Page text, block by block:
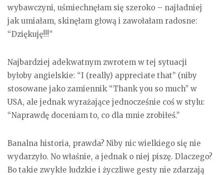
wybawczyni, uśmiechnęłam się szeroko – najładniej
jak umiałam, skinęłam głową i zawołałam radosne:
“Dziękuję!!!”
Najbardziej adekwatnym zwrotem w tej sytuacji
byłoby angielskie: “I (really) appreciate that” (niby
stosowane jako zamiennik “Thank you so much” w
USA, ale jednak wyrażające jednocześnie coś w stylu:
“Naprawdę doceniam to, co dla mnie zrobiłeś.”
Banalna historia, prawda? Niby nic wielkiego się nie
wydarzyło. No właśnie, a jednak o niej piszę. Dlaczego?
Bo takie zwykłe ludzkie i życzliwe gesty nie zdarzają